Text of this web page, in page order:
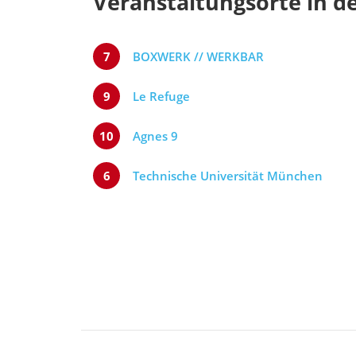
7 BOXWERK // WERKBAR
9 Le Refuge
10 Agnes 9
6 Technische Universität München